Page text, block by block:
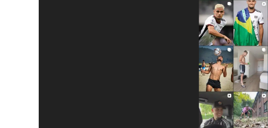
iCHAIT
Aprenda tudo
Inteligência